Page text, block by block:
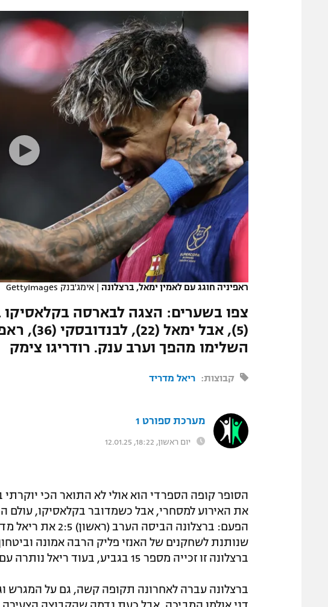
תקנון משתתפים וזוכים בפרסים
תקנון עבור פעילות אלקטרה
תקנון עבור פעילות ספורט 1 – "מרלן"
טניס
תנאי שימוש
מדיניות פרטיות
תקנון פעילות ספורט 1
רשיון להקרנה פומבית לבית עסק
הצטרפות לחבילת הערוצים
לוח דרושים – ג'ובנט
הפועל תל אביב
הפועל חיפה
הפועל באר שבע
מכבי נתניה
בני יהודה
ראפיניה חוגג עם לאמין ימאל, ברצלונה | אימג'בנק GettyImages
צפו בשערים: הצגה לבארסה
השלימו מהפך וערב ענק. רודריגו צימק
קבוצות: ריאל מדריד
מערכת ספורט 1
יום ראשון, 18:22, 12.01.25
הסופר קופה הספרדי הוא אולי לא התואר הכי
את האירוע למסחרי, אבל כשמדובר בקלאסיקו, עולם
הפעם: ברצלונה
שנותנת לשחקנים של האנזי פליק הרבה אמונה
ברצלונה זו זכייה מספר 15 בגביע, בעוד ריאל נותרה עם 13 בלבד.
ברצלונה עברה לאחרונה תקופה קשה, גם על המגרש